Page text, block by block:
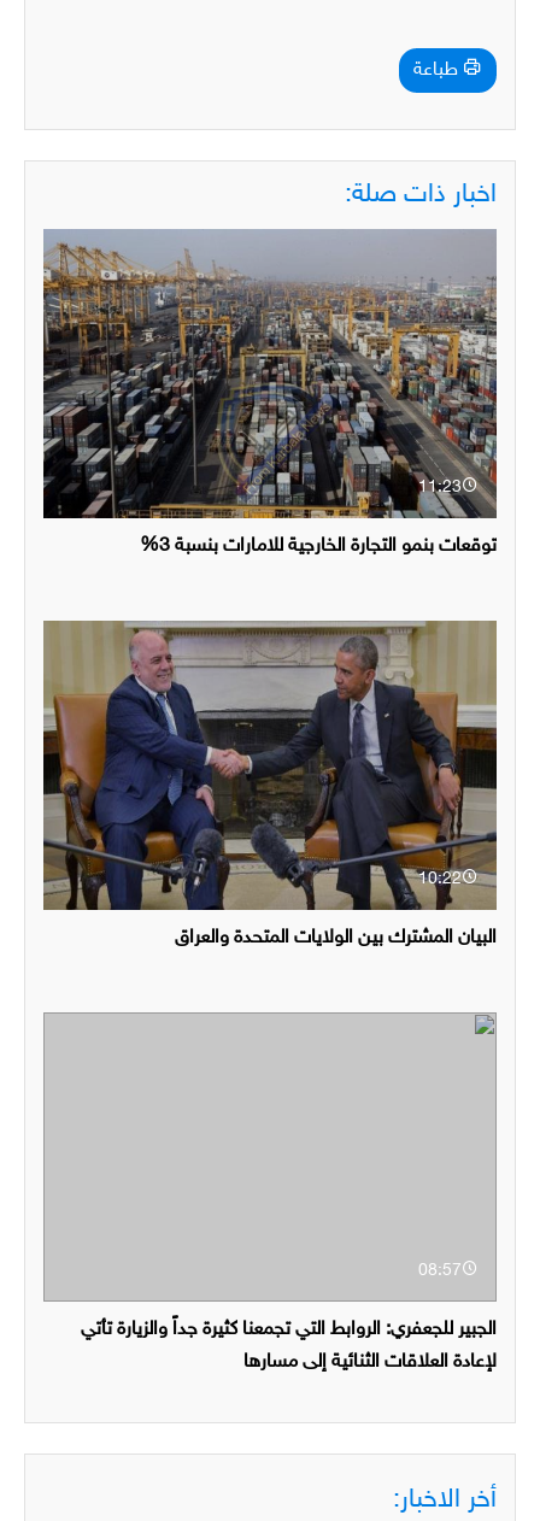
طباعة
اخبار ذات صلة:
11:23
توقعات بنمو التجارة الخارجية للامارات بنسبة 3%
10:22
البيان المشترك بين الولايات المتحدة والعراق
08:57
الجبير للجعفري: الروابط التي تجمعنا كثيرة جداً والزيارة تأتي
لإعادة العلاقات الثنائية إلى مسارها
أخر الاخبار: